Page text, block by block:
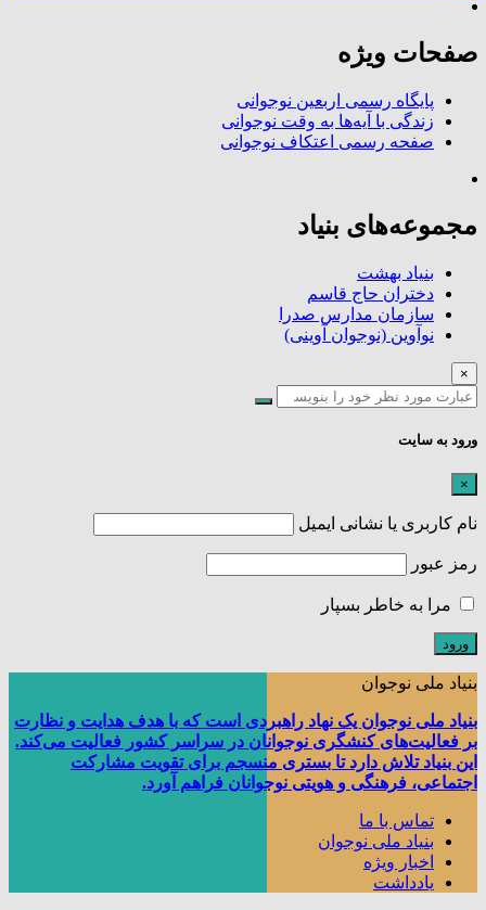
صفحات ویژه
پایگاه رسمی اربعین نوجوانی
زندگی با آیه‌ها به وقت نوجوانی
صفحه رسمی اعتکاف نوجوانی
مجموعه‌های بنیاد
بنیاد بهشت
دختران حاج قاسم
سازمان مدارس صدرا
نوآوین (نوجوان آوینی)
×
ورود به سایت
×
نام کاربری یا نشانی ایمیل
رمز عبور
مرا به خاطر بسپار
بنیاد ملی نوجوان
بنیاد ملی نوجوان یک نهاد راهبردی است که با هدف هدایت و نظارت
بر فعالیت‌های کنشگری نوجوانان در سراسر کشور فعالیت می‌کند.
این بنیاد تلاش دارد تا بستری منسجم برای تقویت مشارکت
اجتماعی، فرهنگی و هویتی نوجوانان فراهم آورد.
تماس با ما
بنیاد ملی نوجوان
اخبار ویژه
یادداشت